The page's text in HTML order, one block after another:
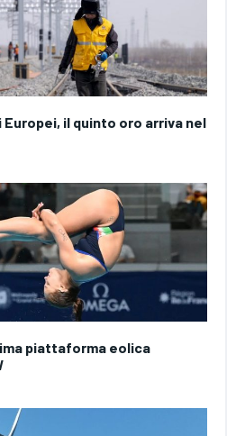
Europei, il quinto oro arriva nel
piattaforma eolica